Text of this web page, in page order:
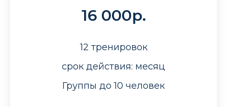
16 000р.
12 тренировок
срок действия: месяц
Группы до 10 человек